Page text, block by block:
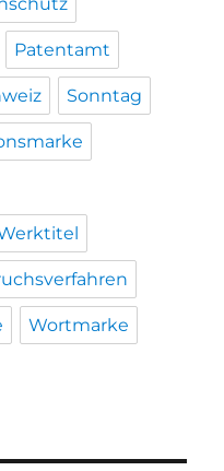
Patentamt
Sonntag
Wortmarke